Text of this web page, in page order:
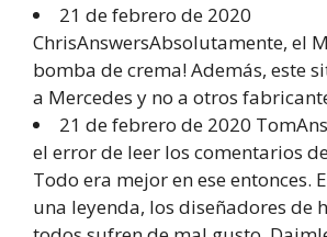
21 de febrero de 2020
ChrisAnswersAbsolutamente, el
bomba de crema! Además, este
a Mercedes y no a otros
21 de febrero de 2020
el error de leer los comentarios
Todo era mejor en ese entonces.
una leyenda, los diseñadores de